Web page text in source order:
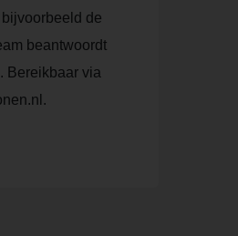
de
beantwoordt
Bereikbaar via